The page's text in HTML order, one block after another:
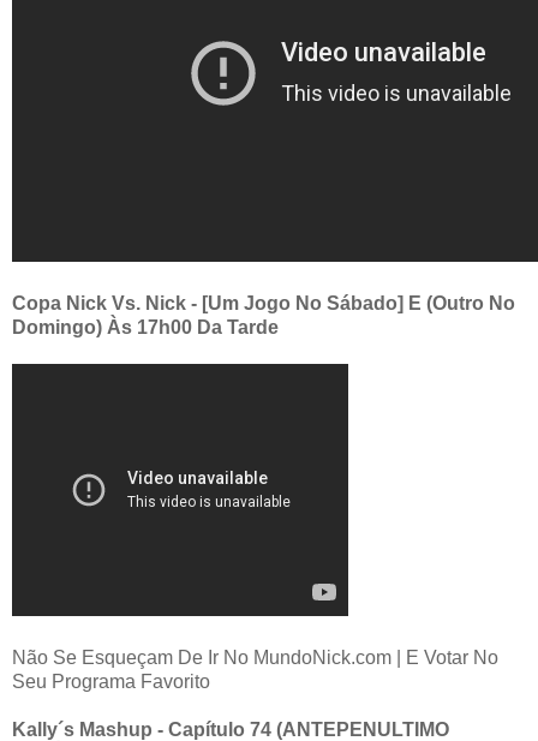
Copa Nick Vs. Nick - [Um Jogo No Sábado] E (Outro No
Domingo) Às 17h00 Da Tarde
Não Se Esqueçam De Ir No MundoNick.com | E Votar No
Seu Programa Favorito
Kally´s Mashup - Capítulo 74 (ANTEPENULTIMO